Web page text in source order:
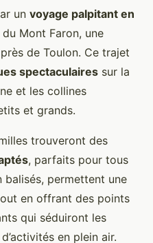
un voyage palpitant en
Mont Faron, une
de Toulon. Ce trajet
spectaculaires sur la
et les collines
et grands.
trouveront des
, parfaits pour tous
balisés, permettent une
en offrant des points
qui séduiront les
en plein air.